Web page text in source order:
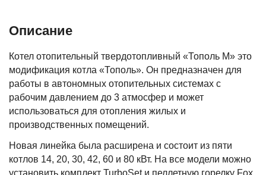
Описание
Котел отопительный твердотопливный «Тополь М» это
модификация котла «Тополь». Он предназначен для
работы в автономных отопительных системах с
рабочим давлением до 3 атмосфер и может
использоваться для отопления жилых и
производственных помещений.
Новая линейка была расширена и состоит из пяти
котлов 14, 20, 30, 42, 60 и 80 кВт. На все модели можно
установить комплект TurboSet и пеллетную горелку Fox